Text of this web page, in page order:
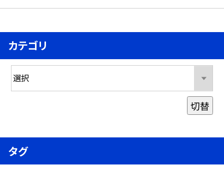
カテゴリ
切替
タグ